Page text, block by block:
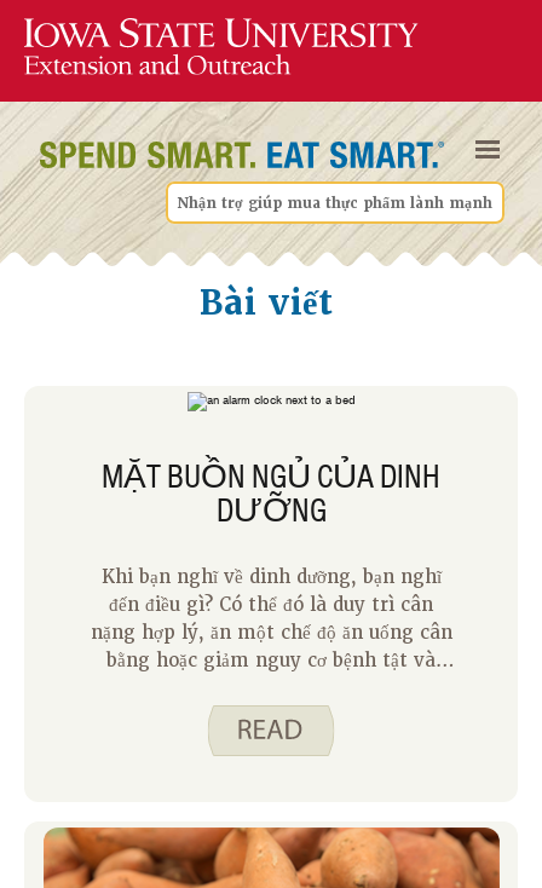
Nhận trợ giúp mua thực phẩm lành mạnh
Bài viết
MẶT BUỒN NGỦ CỦA DINH
DƯỠNG
Khi bạn nghĩ về dinh dưỡng, bạn nghĩ
đến điều gì? Có thể đó là duy trì cân
nặng hợp lý, ăn một chế độ ăn uống cân
bằng hoặc giảm nguy cơ bệnh tật và
việc lựa chọn thực phẩm của mình có
thể ảnh hưởng đến giấc ngủ của bạn như